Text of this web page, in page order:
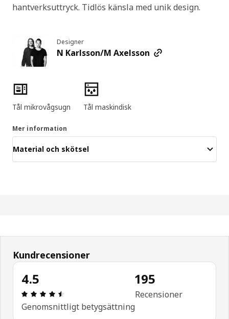
hantverksuttryck. Tidlös känsla med unik design.
Designer
N Karlsson/M Axelsson
Produktens egenskaper
Tål mikrovågsugn Tål maskindisk
Mer information
Material och skötsel
Kundrecensioner
4.5
Recension: 4.5 / 5 stjärnor. Totalt antal
Genomsnittligt betygsättning
195
Recensioner